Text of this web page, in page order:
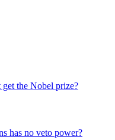
the Nobel prize?
has no veto power?